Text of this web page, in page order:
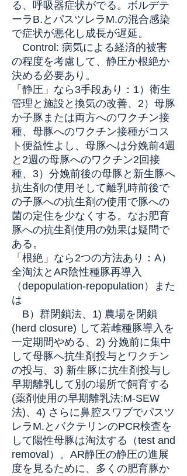
る、呼吸器症状がでる。ボルデテ
ーラB.とパスツレラM.の混合感染
で症状が悪化し成長が遅延。
Control: 病気による経済的被害
の程度を考慮して、静圧か根絶か
決める必要あり。
「静圧」なら3手段あり：1）衛生
管理と施設と換気の改善、2）母豚
か子豚または両方へのワクチン接
種、母豚へのワクチン接種がコス
ト便益性よし、母豚へは分娩前4週
と2週の母豚へのワクチン2回接
種、3）分娩前後の母豚と新生豚へ
抗生剤の使用そして離乳時前後で
の子豚への抗生剤の使用で豚への
菌の定住を少なくする。なお肥育
豚への抗生剤使用の効果は疑問で
ある。
「根絶」なら2つの方法あり：A）
全淘汰とAR陰性種豚再導入
（depopulation-repopulation）また
は
B）群閉鎖法、1) 農場を閉鎖
(herd closure) して若雌種豚導入を
一定期間やめる、2) 分娩前に集中
して母豚へ抗生剤投与とワクチン
の投与、3) 新生豚に抗生剤投与し
早期離乳して別の場所で飼育する
(薬剤使用の早期離乳法:M-SEW
法)、4) さらに鼻腔スワブでパスツ
レラM.とバクテリンのPCR検査を
して陽性母豚は淘汰する（test and
removal）。AR静圧の静圧の進展
度を見るために、多くの肥育豚か